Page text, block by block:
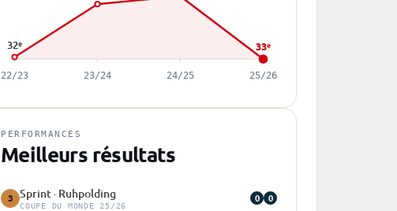
32e
22/23 23/24 24/25
33e
25/26
PERFORMANCES
Meilleurs résultats
3 Sprint · Ruhpolding
COUPE DU MONDE 25/26
0 0